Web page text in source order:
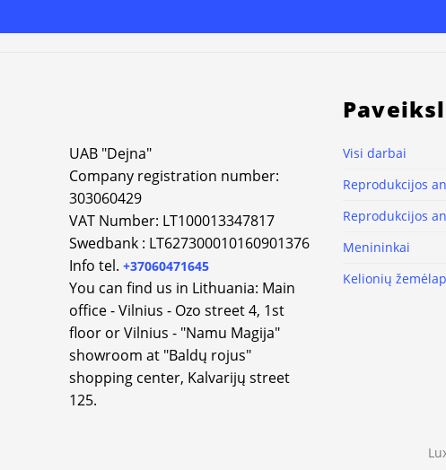
UAB "Dejna"
Company registration number:
303060429
VAT Number: LT100013347817
Swedbank : LT627300010160901376
Info tel. +37060471645
You can find us in Lithuania: Main
office - Vilnius - Ozo street 4, 1st
floor or Vilnius - "Namu Magija"
showroom at "Baldų rojus"
shopping center, Kalvarijų street
125.
Visi darbai
Reprodukcijos
Reprodukcijos
Menininkai
Kelionių